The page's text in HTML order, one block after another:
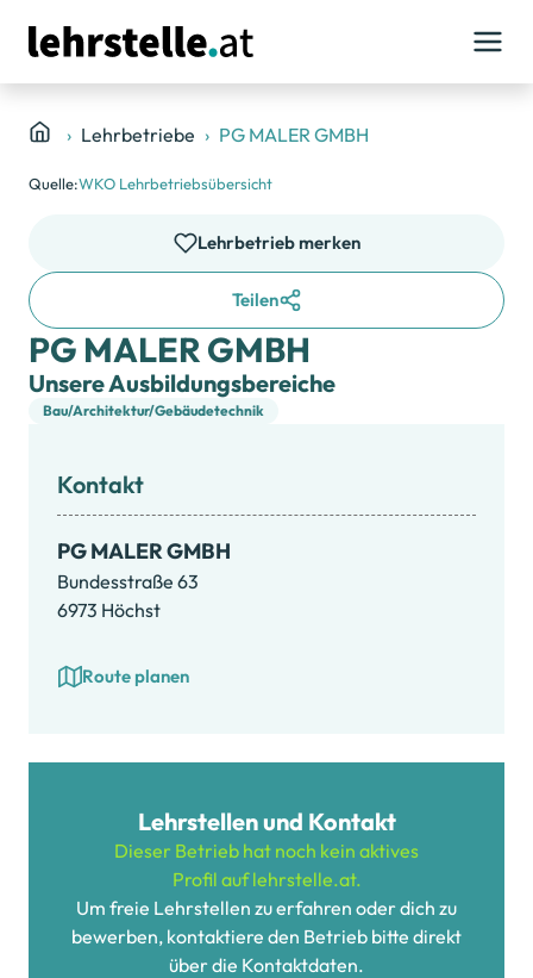
Lehrbetriebe PG MALER GMBH
Quelle:WKO Lehrbetriebsübersicht
Lehrbetrieb merken
Teilen
PG MALER GMBH
Unsere Ausbildungsbereiche
Bau/Architektur/Gebäudetechnik
Kontakt
PG MALER GMBH
Bundesstraße 63
6973 Höchst
Route planen
Lehrstellen und Kontakt
Dieser Betrieb hat noch kein aktives
Profil auf lehrstelle.at.
Um freie Lehrstellen zu erfahren oder dich zu
bewerben, kontaktiere den Betrieb bitte direkt
über die Kontaktdaten.